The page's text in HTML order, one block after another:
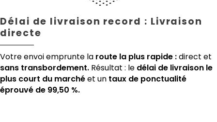
Délai de livraison record : Livraison
directe
Votre envoi emprunte la route la plus rapide :direct et
sans transbordement. Résultat : le délai de livraison le
plus court du marchéet un taux de ponctualité
éprouvé de 99,50 %.